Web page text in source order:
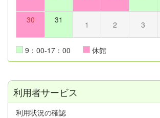
30 31 1 2 3
9：00-17：00 休館
利用者サービス
利用状況の確認